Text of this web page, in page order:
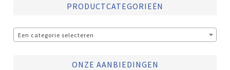
PRODUCTCATEGORIEËN
Een categorie selecteren
ONZE AANBIEDINGEN